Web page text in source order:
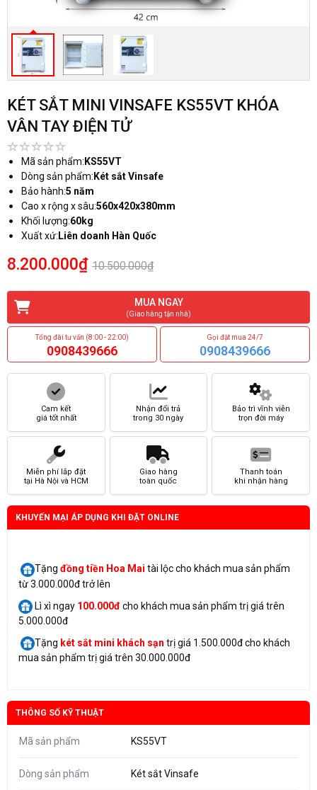
KÉT SẮT MINI VINSAFE KS55VT KHÓA
VÂN TAY ĐIỆN TỬ
Mã sản phẩm: KS55VT
Dòng sản phẩm: Két sắt Vinsafe
Bảo hành:5 năm
Cao x rộng x sâu:560x420x380mm
Khối lượng:60kg
Xuất xứ: Liên doanh Hàn Quốc
8.200.000₫ 10.500.000₫
MUA NGAY
(Giao hàng tận nhà)
Tổng đài tư vấn (8:00 - 22:00)
0908439666
Gọi đặt mua 24/7
0908439666
Cam kết
giá tốt nhất
Nhận đổi trả
trong 30 ngày
Bảo trì vĩnh viễn
trọn đời máy
Miễn phí lắp đặt
tại Hà Nội và HCM
Giao hàng
toàn quốc
Thanh toán
khi nhận hàng
KHUYẾN MẠI ÁP DỤNG KHI ĐẶT ONLINE
Tặng đồng tiền Hoa Mai tài lộc cho khách mua sản phẩm
từ 3.000.000đ trở lên
Lì xì ngay 100.000đcho khách mua sản phẩm trị giá trên
5.000.000đ
Tặng két sắt mini khách sạn trị giá 1.500.000đ cho khách
mua sản phẩm trị giá trên 30.000.000đ
THÔNG SỐ KỸ THUẬT
Mã sản phẩm KS55VT
Dòng sản phẩm Két sắt Vinsafe